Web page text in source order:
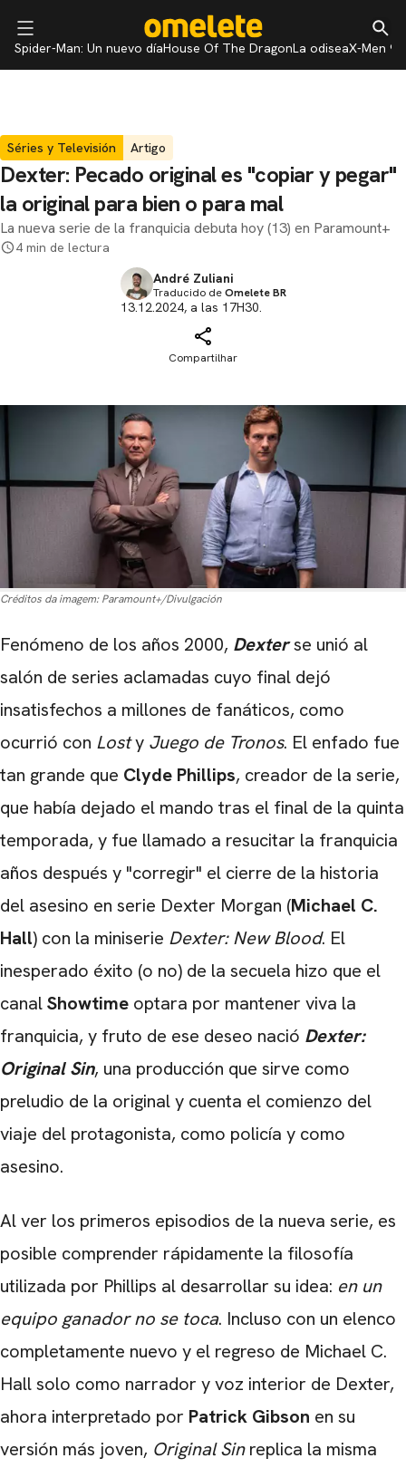
Spider-Man: Un nuevo díaHouse Of The DragonLa odiseaX-Men 97
Séries y Televisión Artigo
Dexter: Pecado original es "copiar y pegar"
la original para bien o para mal
La nueva serie de la franquicia debuta hoy (13) en Paramount+
4 min de lectura
André Zuliani
Traducido deOmelete BR
13.12.2024, a las 17H30.
Compartilhar
Créditos da imagem: Paramount+/Divulgación
Fenómeno de los años 2000, Dexterse unió al
salón de series aclamadas cuyo final dejó
insatisfechos a millones de fanáticos, como
ocurrió con Losty Juego de Tronos. El enfado fue
tan grande que Clyde Phillips, creador de la serie,
que había dejado el mando tras el final de la quinta
temporada, y fue llamado a resucitar la franquicia
años después y "corregir" el cierre de la historia
del asesino en serie Dexter Morgan (Michael C.
Hall) con la miniserie Dexter: New Blood. El
inesperado éxito (o no) de la secuela hizo que el
canalShowtime optara por mantener viva la
franquicia, y fruto de ese deseo nació Dexter:
Original Sin, una producción que sirve como
preludio de la original y cuenta el comienzo del
viaje del protagonista, como policía y como
asesino.
Al ver los primeros episodios de la nueva serie, es
posible comprender rápidamente la filosofía
utilizada por Phillips al desarrollar su idea: en un
equipo ganador no se toca. Incluso con un elenco
completamente nuevo y el regreso de Michael C.
Hall solo como narrador y voz interior de Dexter,
ahora interpretado por Patrick Gibson en su
versión más joven, Original Sinreplica la misma